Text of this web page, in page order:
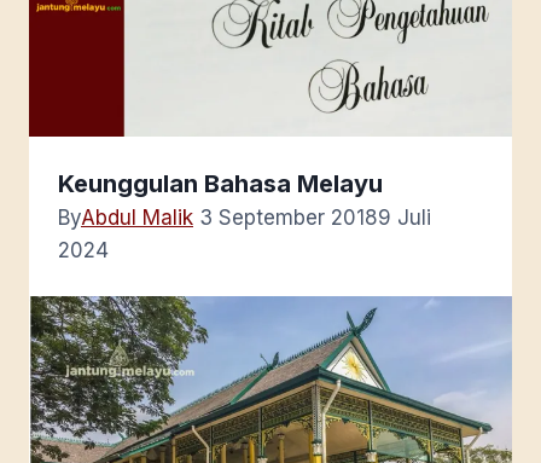
Keunggulan Bahasa Melayu
ByAbdul Malik 3 September 20189 Juli
2024